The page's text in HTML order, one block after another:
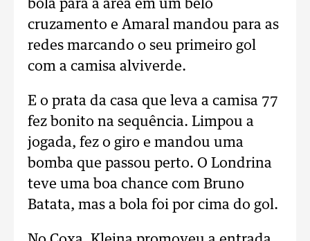
bola para a área em um belo
cruzamento e Amaral mandou para as
redes marcando o seu primeiro gol
com a camisa alviverde.
E o prata da casa que leva a camisa 77
fez bonito na sequência. Limpou a
jogada, fez o giro e mandou uma
bomba que passou perto. O Londrina
teve uma boa chance com Bruno
Batata, mas a bola foi por cima do gol.